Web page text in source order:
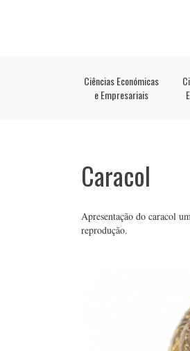
Ciências Económicas
e Empresariais
Caracol
Apresentação do caracol
reprodução.